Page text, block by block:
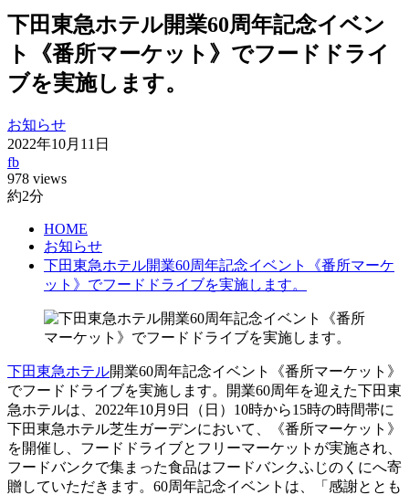
下田東急ホテル開業60周年記念イベン
ト《番所マーケット》でフードドライ
ブを実施します。
お知らせ
2022年10月11日
fb
978 views
約2分
HOME
お知らせ
下田東急ホテル開業60周年記念イベント《番所マーケ
ット》でフードドライブを実施します。
下田東急ホテル開業60周年記念イベント《番所マーケット》
でフードドライブを実施します。開業60周年を迎えた下田東
急ホテルは、2022年10月9日（日）10時から15時の時間帯に
下田東急ホテル芝生ガーデンにおいて、《番所マーケット》
を開催し、フードドライブとフリーマーケットが実施され、
フードバンクで集まった食品はフードバンクふじのくにへ寄
贈していただきます。60周年記念イベントは、「感謝ととも